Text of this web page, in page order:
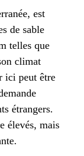
est
de sable
telles que
climat
ici peut être
étrangers.
élevés, mais